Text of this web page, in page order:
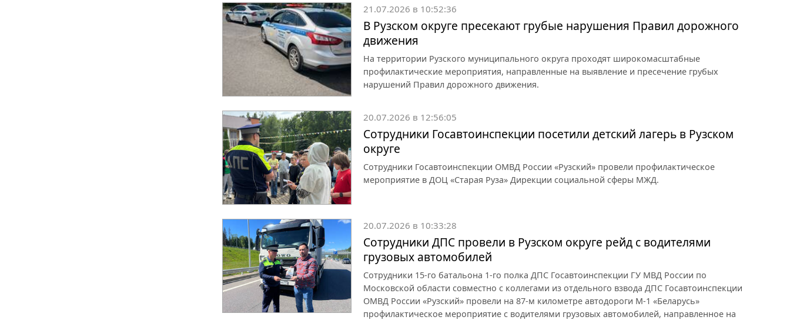
21.07.2026 в 10:52:36
В Рузском округе пресекают грубые нарушения Правил дорожного
движения
На территории Рузского муниципального округа проходят широкомасштабные
профилактические мероприятия, направленные на выявление и пресечение грубых
нарушений Правил дорожного движения.
20.07.2026 в 12:56:05
Сотрудники Госавтоинспекции посетили детский лагерь в Рузском
округе
Сотрудники Госавтоинспекции ОМВД России «Рузский» провели профилактическое
мероприятие в ДОЦ «Старая Руза» Дирекции социальной сферы МЖД.
20.07.2026 в 10:33:28
Сотрудники ДПС провели в Рузском округе рейд с водителями
грузовых автомобилей
Сотрудники 15-го батальона 1-го полка ДПС Госавтоинспекции ГУ МВД России по
Московской области совместно с коллегами из отдельного взвода ДПС Госавтоинспекции
ОМВД России «Рузский» провели на 87-м километре автодороги М-1 «Беларусь»
профилактическое мероприятие с водителями грузовых автомобилей, направленное на